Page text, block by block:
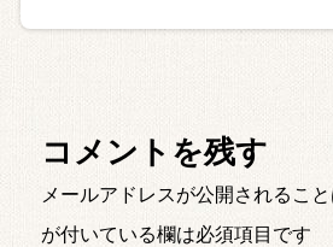
コメントを残す
メールアドレスが公開されること
が付いている欄は必須項目です